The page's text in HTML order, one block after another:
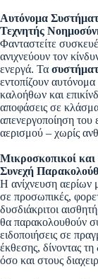
Αυτόνομα
Τεχνητής
Φανταστείτε
ανιχνεύουν τον
ενεργά. Τα
εντοπίζουν
καλοήθων και
αποφάσεις σε
απενεργοποίηση του
αερισμού – χωρίς
Μικροσκοπικοί
Συνεχή
Η ανίχνευση αερίων
σε προσωπικές,
δυσδιάκριτοι
θα παρακολουθούν
ειδοποιήσεις σε
έκθεσης, δίνοντας
όσο και στους